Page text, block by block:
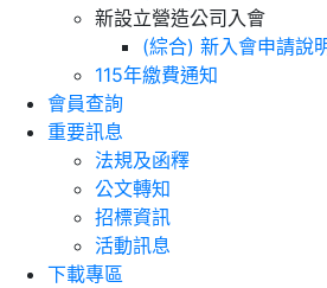
新設立營造公司入會
(綜合) 新入會申請說
115年繳費通知
會員查詢
重要訊息
法規及函釋
公文轉知
招標資訊
活動訊息
下載專區